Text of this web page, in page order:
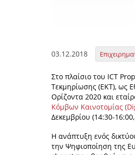
03.12.2018
Στο πλαίσιο του ICT
Τεκμηρίωσης (ΕΚΤ), ως
Ορίζοντα 2020 και
Κόμβων Καινοτομίας
Δεκεμβρίου (14:30-
Η ανάπτυξη ενός
την Ψηφιοποίηση της